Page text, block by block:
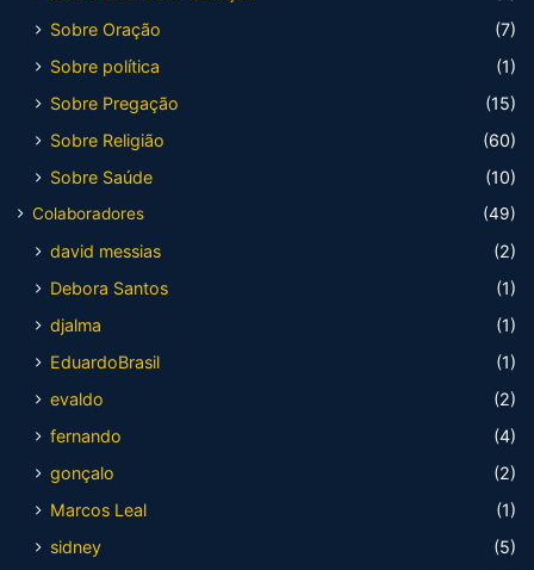
Sobre Oração
(7)
Sobre política
(1)
Sobre Pregação
(15)
Sobre Religião
(60)
Sobre Saúde
(10)
Colaboradores (49)
david messias
(2)
Debora Santos
(1)
djalma
(1)
EduardoBrasil
(1)
evaldo
(2)
fernando
(4)
gonçalo
(2)
Marcos Leal
(1)
sidney
(5)